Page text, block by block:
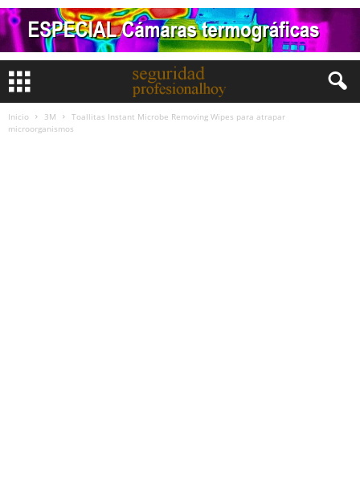
Inicio 3M
Toallitas Instant Microbe Removing Wipes para atrapar
microorganismos